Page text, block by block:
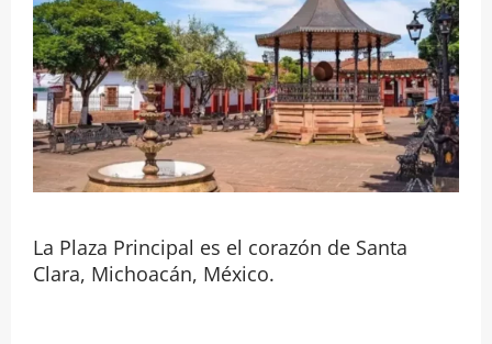
La Plaza Principal es el corazón de Santa
Clara, Michoacán, México.